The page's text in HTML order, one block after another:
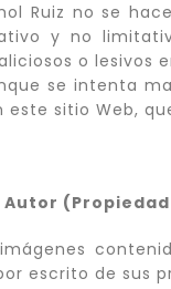
Ruiz no se
y no
o lesivos
se intenta
este sitio Web,
Autor
escrito de sus